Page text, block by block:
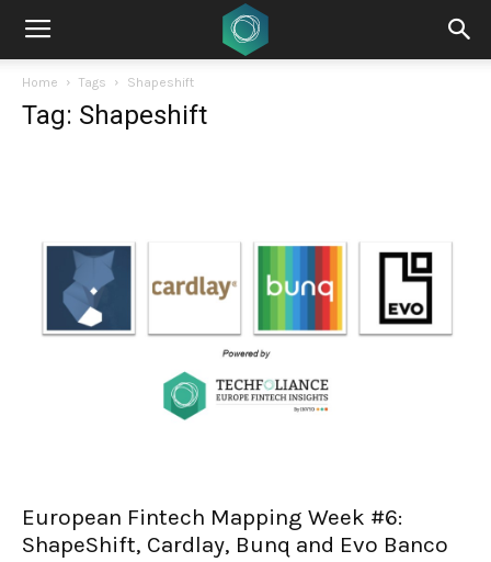
Home Tags Shapeshift
Tag: Shapeshift
European Fintech Mapping Week #6:
ShapeShift, Cardlay, Bunq and Evo Banco